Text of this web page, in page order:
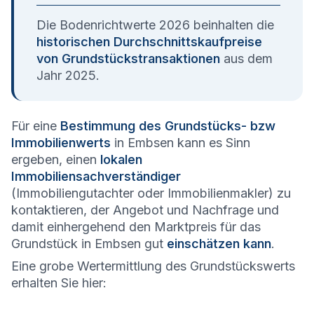
Die Bodenrichtwerte 2026 beinhalten die
historischen Durchschnittskaufpreise
von Grundstückstransaktionen aus dem
Jahr 2025.
Für eine Bestimmung des Grundstücks- bzw
Immobilienwerts in Embsen kann es Sinn
ergeben, einen lokalen
Immobiliensachverständiger
(Immobiliengutachter oder Immobilienmakler) zu
kontaktieren, der Angebot und Nachfrage und
damit einhergehend den Marktpreis für das
Grundstück in Embsen gut einschätzen kann.
Eine grobe Wertermittlung des Grundstückswerts
erhalten Sie hier: